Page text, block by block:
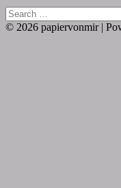
Search
for:
© 2026 papiervonmir |